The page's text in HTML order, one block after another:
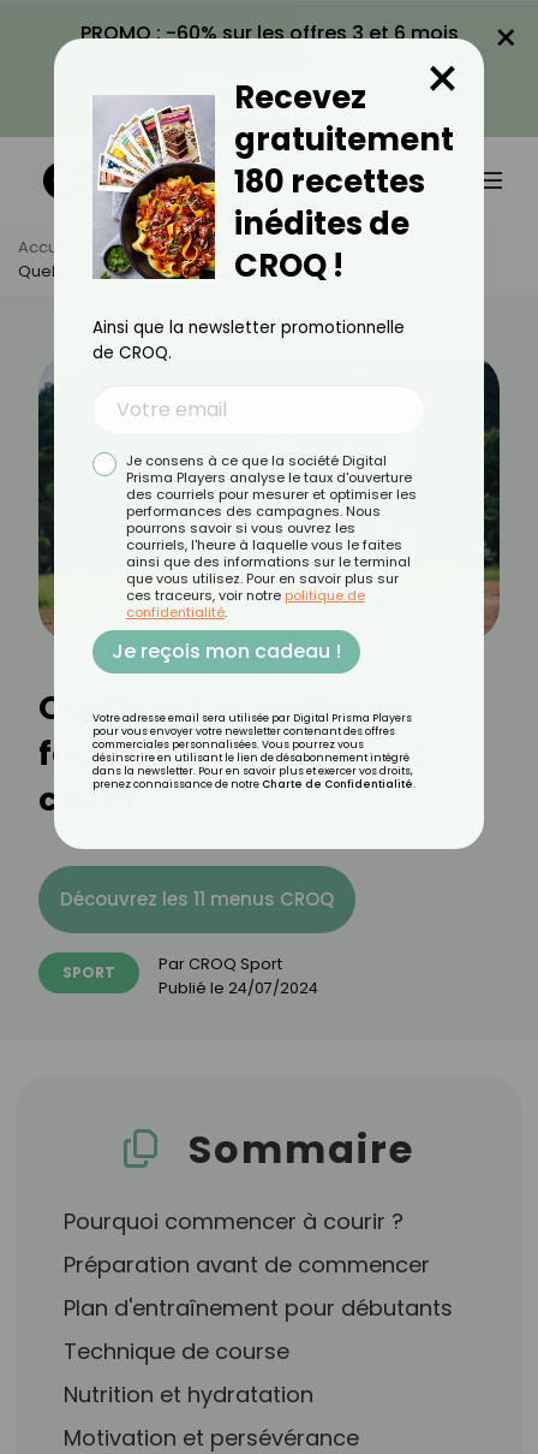
PROMO : -60% sur les offres 3 et 6 mois
VOIR LA PROMO
×
Accueil Actus
Sport
Quelle Est La Meilleure Façon De Commencer À Courir ?
Quelle est la meilleure
façon de commencer à
courir ?
Découvrez les 11 menus CROQ
SPORT Par CROQ Sport
Publié le 24/07/2024
Sommaire
Pourquoi commencer à courir ?
Préparation avant de commencer
Plan d'entraînement pour débutants
Technique de course
Nutrition et hydratation
Motivation et persévérance
Recevez
gratuitement
180 recettes
inédites de
CROQ !
×
Ainsi que la newsletter promotionnelle
de CROQ.
Je consens à ce que la société Digital
Prisma Players analyse le taux d'ouverture
des courriels pour mesurer et optimiser les
performances des campagnes. Nous
pourrons savoir si vous ouvrez les
courriels, l'heure à laquelle vous le faites
ainsi que des informations sur le terminal
que vous utilisez. Pour en savoir plus sur
ces traceurs, voir notre politique de
confidentialité.
Je reçois mon cadeau !
Votre adresse email sera utilisée par Digital Prisma Players
pour vous envoyer votre newsletter contenant des offres
commerciales personnalisées. Vous pourrez vous
désinscrire en utilisant le lien de désabonnement intégré
dans la newsletter. Pour en savoir plus et exercer vos droits,
prenez connaissance de notre Charte de Confidentialité.